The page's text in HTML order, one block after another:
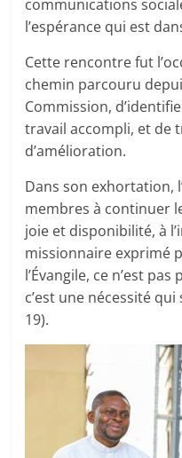
communications
l’espérance qui est
Cette rencontre fut
chemin parcouru
Commission,
travail accompli, et de
d’amélioration.
Dans son exhortation,
membres à continuer
joie et disponibilité, à
missionnaire exprimé
l’Évangile, ce n’est
c’est une nécessité qui
19).